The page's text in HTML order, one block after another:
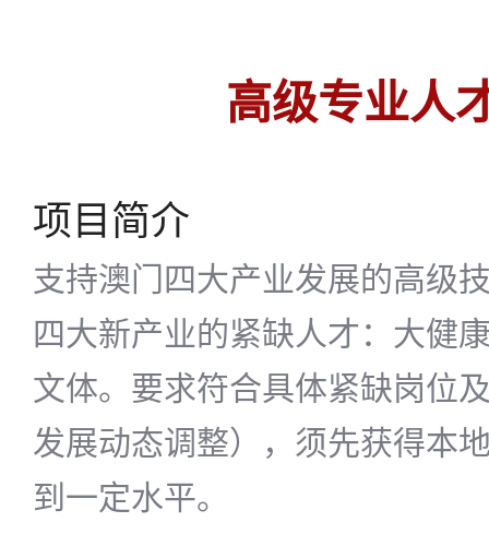
高级专业人
项目简介
支持澳门四大产业发展的高级
四大新产业的紧缺人才：大健
文体。要求符合具体紧缺岗位
发展动态调整），须先获得本
到一定水平。